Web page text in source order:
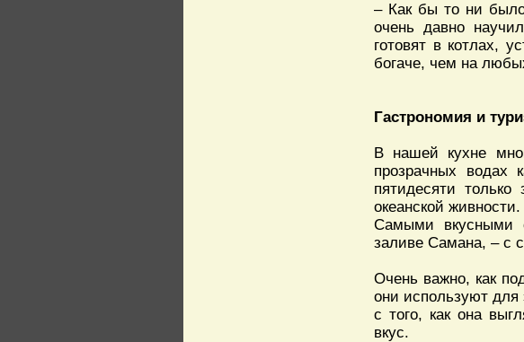
– Как бы то ни
очень давно
готовят в котлах,
богаче, чем на
Гастрономия и
В нашей кухне
прозрачных водах
пятидесяти
океанской
Самыми вкусными
заливе Самана, – с
Очень важно, как
они используют
с того, как она
вкус.